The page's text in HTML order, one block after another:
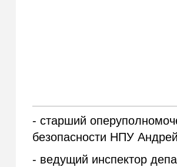
- старший
безопасности НПУ
- ведущий инспектор